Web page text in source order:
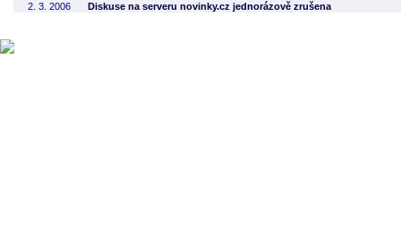
2. 3. 2006
Diskuse na serveru novinky.cz jednorázově zrušena